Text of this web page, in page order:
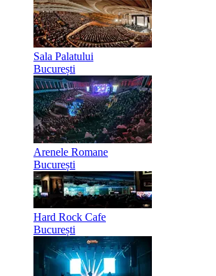
Sala Palatului
București
Arenele Romane
București
Hard Rock Cafe
București